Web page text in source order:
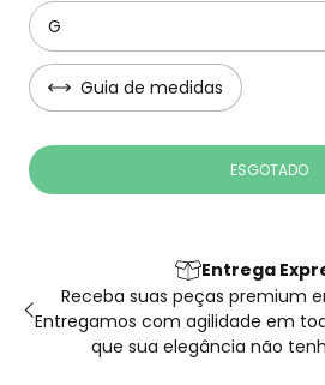
Guia de medidas
Entrega
Receba suas peças premium
Entregamos com agilidade em
que sua elegância não